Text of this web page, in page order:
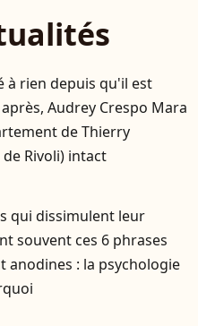
à rien depuis qu'il est
Audrey Crespo Mara
de Thierry
Rivoli) intact
qui dissimulent leur
souvent ces 6 phrases
anodines : la psychologie